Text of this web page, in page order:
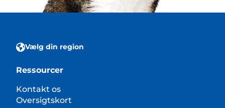
Vælg din region
Ressourcer
Kontakt os
Oversigtskort